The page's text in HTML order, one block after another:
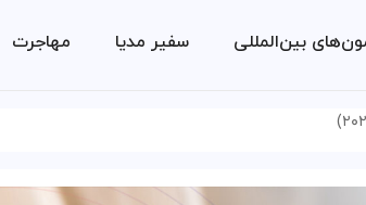
بین‌المللی سفیر مدیا مهاجرت